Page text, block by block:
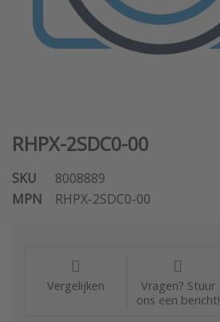
RHPX-2SDC0-00
SKU
8008889
MPN
RHPX-2SDC0-00
Vergelijken
Vragen? Stuur
ons een bericht!